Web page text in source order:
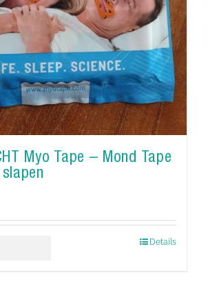
Myo Tape – Mond Tape
Details